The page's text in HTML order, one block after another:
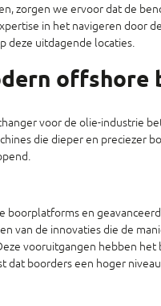
zorgen we ervoor dat de
in het navigeren door
deze uitdagende locaties.
offshore
voor de olie-industrie
die dieper en preciezer
boorplatforms en
van de innovaties die de
vooruitgangen hebben het
boorders een hoger